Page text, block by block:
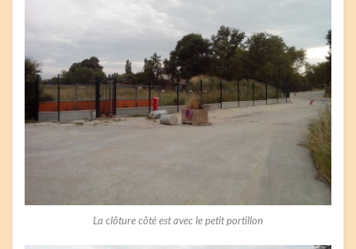
La clôture côté est avec le petit portillon